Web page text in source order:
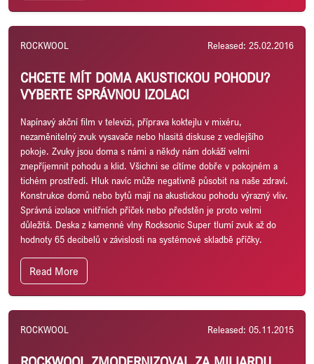
ROCKWOOL Released: 25.02.2016
CHCETE MÍT DOMA AKUSTICKOU POHODU?
VYBERTE SPRÁVNOU IZOLACI
Napínavý akční film v televizi, příprava koktejlu v mixéru,
nezaměnitelný zvuk vysavače nebo hlasitá diskuse z vedlejšího
pokoje. Zvuky jsou doma s námi a někdy nám dokáží velmi
znepříjemnit pohodu a klid. Všichni se cítíme dobře v pokojném a
tichém prostředí. Hluk navíc může negativně působit na naše zdraví.
Konstrukce domů nebo bytů mají na akustickou pohodu výrazný vliv.
Správná izolace vnitřních příček nebo předstěn je proto velmi
důležitá. Deska z kamenné vlny Rocksonic Super tlumí zvuk až do
hodnoty 65 decibelů v závislosti na systémové skladbě příčky.
Read More
ROCKWOOL Released: 05.11.2015